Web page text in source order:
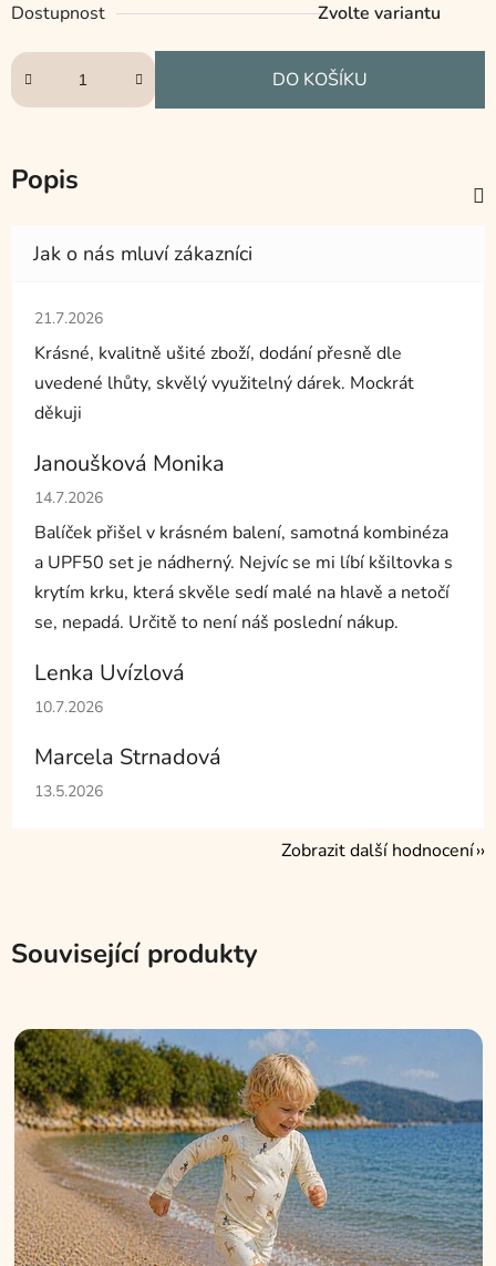
Dostupnost Zvolte variantu
DO KOŠÍKU
Popis
Hodnocení obchodu je 5 z 5 hvězdiček.
21.7.2026
Krásné, kvalitně ušité zboží, dodání přesně dle
uvedené lhůty, skvělý využitelný dárek. Mockrát
děkuji
Janoušková Monika
Hodnocení obchodu je 5 z 5 hvězdiček.
14.7.2026
Balíček přišel v krásném balení, samotná kombinéza
a UPF50 set je nádherný. Nejvíc se mi líbí kšiltovka s
krytím krku, která skvěle sedí malé na hlavě a netočí
se, nepadá. Určitě to není náš poslední nákup.
Lenka Uvízlová
Hodnocení obchodu je 5 z 5 hvězdiček.
10.7.2026
Marcela Strnadová
Hodnocení obchodu je 5 z 5 hvězdiček.
13.5.2026
Zobrazit další hodnocení
Související produkty